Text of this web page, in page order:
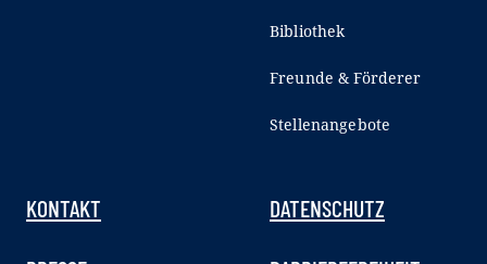
Bibliothek
Freunde & Förderer
Stellenangebote
KONTAKT DATENSCHUTZ